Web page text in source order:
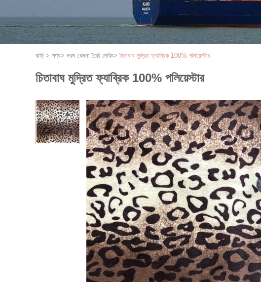
বাড়ি > পণ্য> নরম খেলনা তৈরি মেকিং> চিতাবাঘ মুদ্রিত ফ্যাব্রিক 100% পলিয়েস্টার
চিতাবাঘ মুদ্রিত ফ্যাব্রিক 100% পলিয়েস্টার